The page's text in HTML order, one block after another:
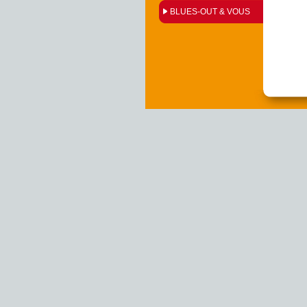
BLUES-OUT & VOUS